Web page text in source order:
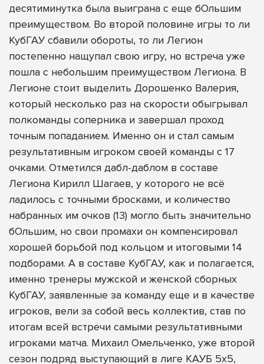
десятиминутка была выиграна с еще бОльшим
преимуществом. Во второй половине игры то ли
КубГАУ сбавили обороты, то ли Легион
постепенно нащупал свою игру, но встреча уже
пошла с небольшим преимуществом Легиона. В
Легионе стоит выделить Дорошенко Валерия,
который несколько раз на скорости обыгрывал
полкоманды соперника и завершал проход
точным попаданием. Именно он и стал самым
результативным игроком своей команды с 17
очками. Отметился дабл-даблом в составе
Легиона Кирилл Шагаев, у которого не всё
ладилось с точными бросками, и количество
набранных им очков (13) могло быть значительно
бОльшим, но свои промахи он компенсировал
хорошей борьбой под кольцом и итоговыми 14
подборами. А в составе КубГАУ, как и полагается,
именно тренеры мужской и женской сборных
КубГАУ, заявленные за команду еще и в качестве
игроков, вели за собой весь коллектив, став по
итогам всей встречи самыми результативными
игроками матча. Михаил Омельченко, уже второй
сезон подряд выступающий в лиге КАУБ 5х5,